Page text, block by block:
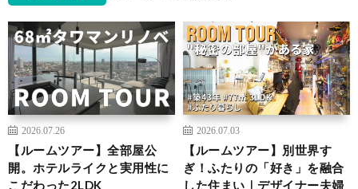
2026.07.26
【ルームツアー】全部屋公
開。ホテルライクと実用性に
こだわった2LDK
2026.07.03
【ルームツアー】別世界す
ぎ！ふたりの「好き」を融合
した住まい｜デザイナー夫婦